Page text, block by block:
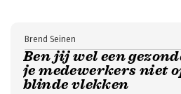
Ben jij wel een
je medewerkers niet
blinde vlekken
Brend Seinen